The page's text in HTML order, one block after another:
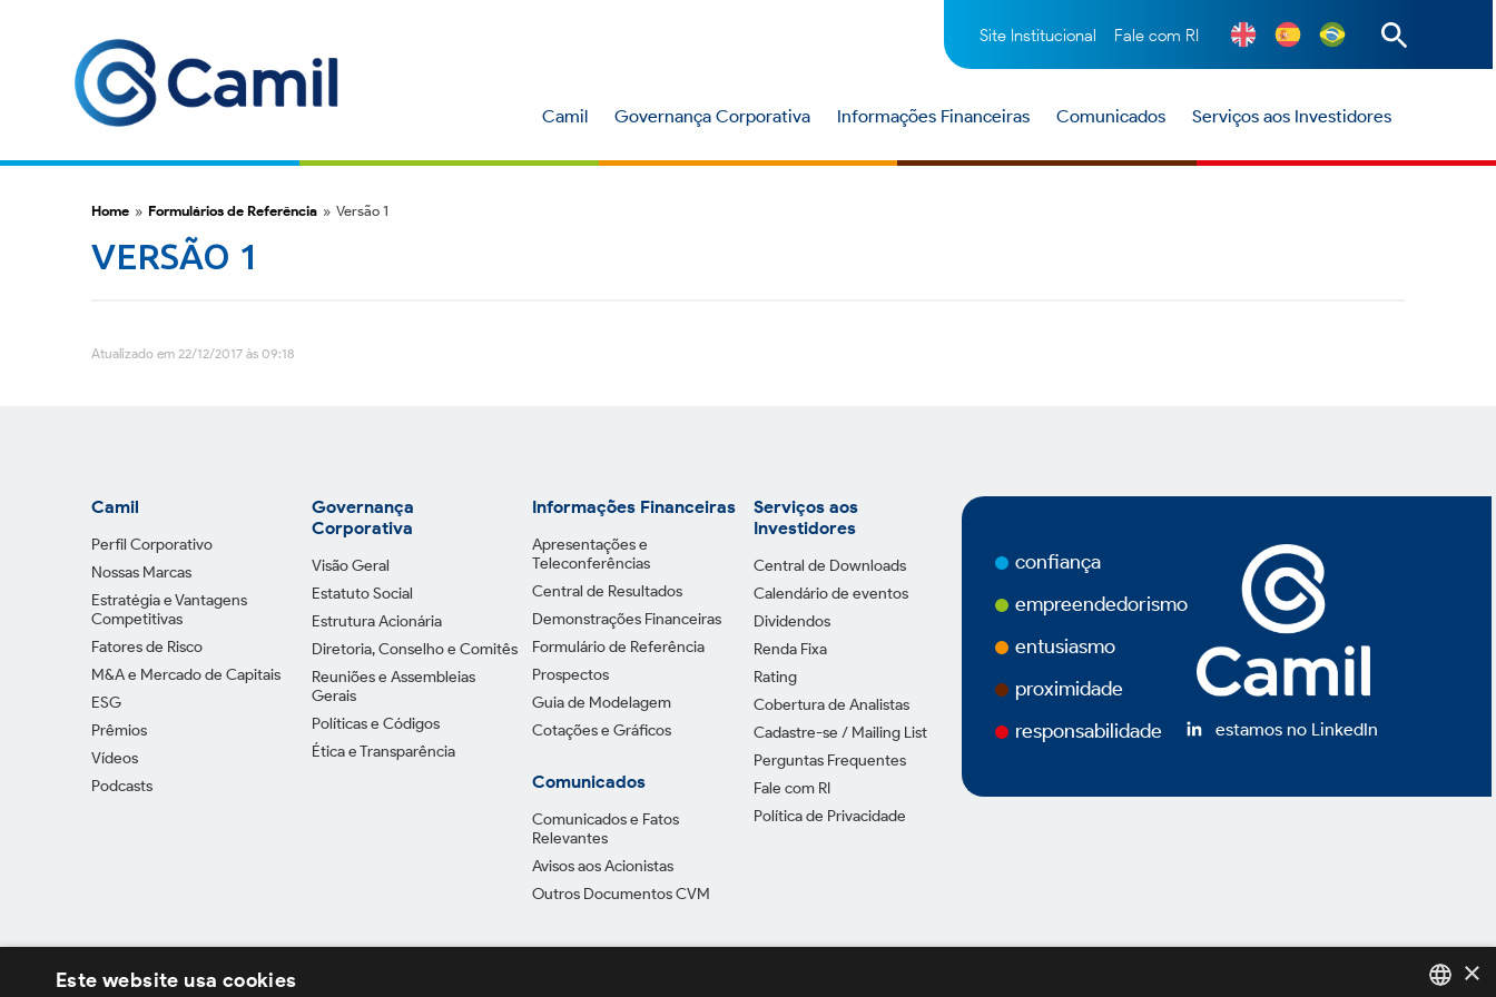
Site Institucional Fale com RI
Camil Governança Corporativa Informações Financeiras Comunicados Serviços aos Investidores
Home » Formulários de Referência » Versão 1
VERSÃO 1
Atualizado em 22/12/2017 às 09:18
Camil
Perfil Corporativo
Nossas Marcas
Estratégia e Vantagens
Competitivas
Fatores de Risco
M&A e Mercado de Capitais
ESG
Prêmios
Vídeos
Podcasts
Governança
Corporativa
Visão Geral
Estatuto Social
Estrutura Acionária
Diretoria, Conselho e Comitês
Reuniões e Assembleias
Gerais
Políticas e Códigos
Ética e Transparência
Informações Financeiras
Apresentações e
Teleconferências
Central de Resultados
Demonstrações Financeiras
Formulário de Referência
Prospectos
Guia de Modelagem
Cotações e Gráficos
Comunicados
Comunicados e Fatos
Relevantes
Avisos aos Acionistas
Outros Documentos CVM
Serviços aos
Investidores
Central de Downloads
Calendário de eventos
Dividendos
Renda Fixa
Rating
Cobertura de Analistas
Cadastre-se / Mailing List
Perguntas Frequentes
Fale com RI
Política de Privacidade
confiança
empreendedorismo
entusiasmo
proximidade
responsabilidade
estamos no LinkedIn
×
Este website usa cookies